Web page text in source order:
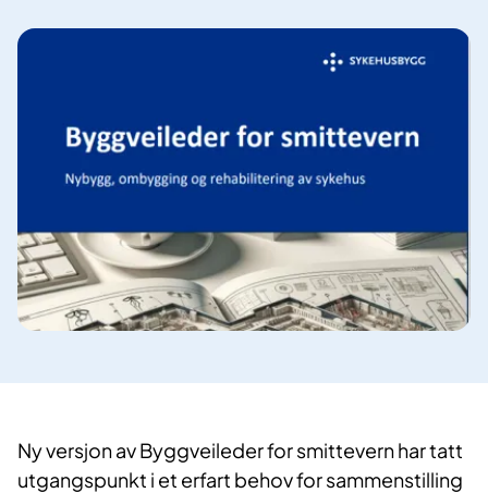
Ny versjon av Byggveileder for smittevern har tatt
utgangspunkt i et erfart behov for sammenstilling